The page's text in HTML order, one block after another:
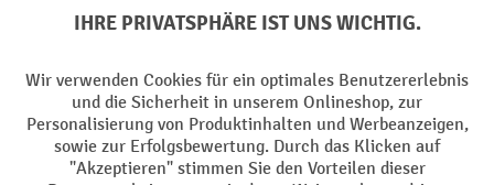
Batterie Rückname
Impressum Datenschutz